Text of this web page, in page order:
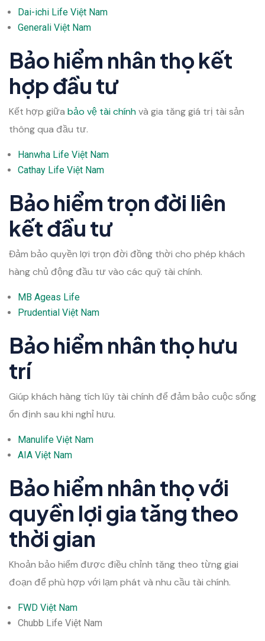
Dai-ichi Life Việt Nam
Generali Việt Nam
Bảo hiểm nhân thọ kết
hợp đầu tư
Kết hợp giữa bảo vệ tài chínhvà gia tăng giá trị tài sản
thông qua đầu tư.
Hanwha Life Việt Nam
Cathay Life Việt Nam
Bảo hiểm trọn đời liên
kết đầu tư
Đảm bảo quyền lợi trọn đời đồng thời cho phép khách
hàng chủ động đầu tư vào các quỹ tài chính.
MB Ageas Life
Prudential Việt Nam
Bảo hiểm nhân thọ hưu
trí
Giúp khách hàng tích lũy tài chính để đảm bảo cuộc sống
ổn định sau khi nghỉ hưu.
Manulife Việt Nam
AIA Việt Nam
Bảo hiểm nhân thọ với
quyền lợi gia tăng theo
thời gian
Khoản bảo hiểm được điều chỉnh tăng theo từng giai
đoạn để phù hợp với lạm phát và nhu cầu tài chính.
FWD Việt Nam
Chubb Life Việt Nam